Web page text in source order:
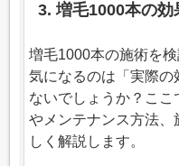
3. 増毛1000本の
増毛1000本の施術を
気になるのは「実際の
ないでしょうか？こ
やメンテナンス方法
しく解説します。